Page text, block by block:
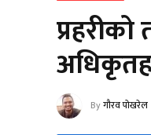
Byगौरव पोखरेल